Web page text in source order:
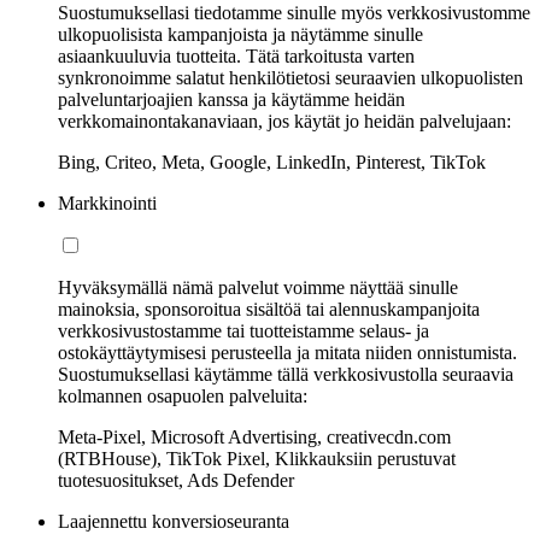
Suostumuksellasi tiedotamme sinulle myös verkkosivustomme
ulkopuolisista kampanjoista ja näytämme sinulle
asiaankuuluvia tuotteita. Tätä tarkoitusta varten
synkronoimme salatut henkilötietosi seuraavien ulkopuolisten
palveluntarjoajien kanssa ja käytämme heidän
verkkomainontakanaviaan, jos käytät jo heidän palvelujaan:
Bing, Criteo, Meta, Google, LinkedIn, Pinterest, TikTok
Markkinointi
Hyväksymällä nämä palvelut voimme näyttää sinulle
mainoksia, sponsoroitua sisältöä tai alennuskampanjoita
verkkosivustostamme tai tuotteistamme selaus- ja
ostokäyttäytymisesi perusteella ja mitata niiden onnistumista.
Suostumuksellasi käytämme tällä verkkosivustolla seuraavia
kolmannen osapuolen palveluita:
Meta-Pixel, Microsoft Advertising, creativecdn.com
(RTBHouse), TikTok Pixel, Klikkauksiin perustuvat
tuotesuositukset, Ads Defender
Laajennettu konversioseuranta